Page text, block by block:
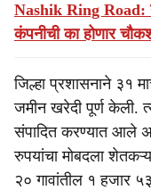
Nashik Ring Road:
कंपनीची का होणार
जिल्हा प्रशासनाने ३१
जमीन खरेदी पूर्ण केली.
संपादित करण्यात आले
रुपयांचा मोबदला
२० गावांतील १ हजार